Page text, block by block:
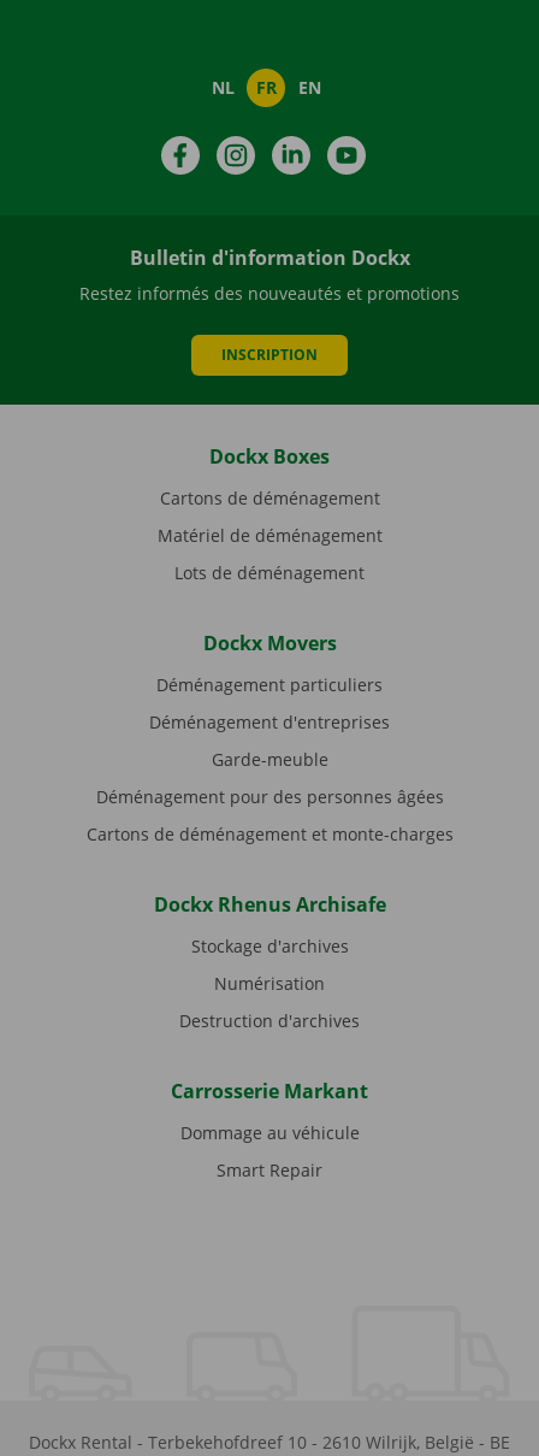
NL FR EN
FacebookInstagramLinkedIn
Bulletin d'information Dockx
Restez informés des nouveautés et promotions
INSCRIPTION
Dockx Boxes
Cartons de déménagement
Matériel de déménagement
Lots de déménagement
Dockx Movers
Déménagement particuliers
Déménagement d'entreprises
Garde-meuble
Déménagement pour des personnes âgées
Cartons de déménagement et monte-charges
Dockx Rhenus Archisafe
Stockage d'archives
Numérisation
Destruction d'archives
Carrosserie Markant
Dommage au véhicule
Smart Repair
Dockx Rental - Terbekehofdreef 10 - 2610 Wilrijk, België - BE